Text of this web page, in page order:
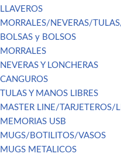
LLAVEROS
MORRALES/NEVERAS/
BOLSAS y BOLSOS
MORRALES
NEVERAS Y LONCHERAS
CANGUROS
TULAS Y MANOS LIBRES
MASTER LINE/TARJETEROS/
MEMORIAS USB
MUGS/BOTILITOS/VASOS
MUGS METALICOS